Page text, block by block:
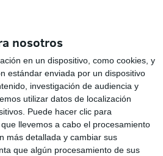
nosotros
en un dispositivo, como cookies, y
estándar enviada por un dispositivo
investigación de audiencia y
utilizar datos de localización
Puede hacer clic para
llevemos a cabo el procesamiento
más detallada y cambiar sus
que algún procesamiento de sus